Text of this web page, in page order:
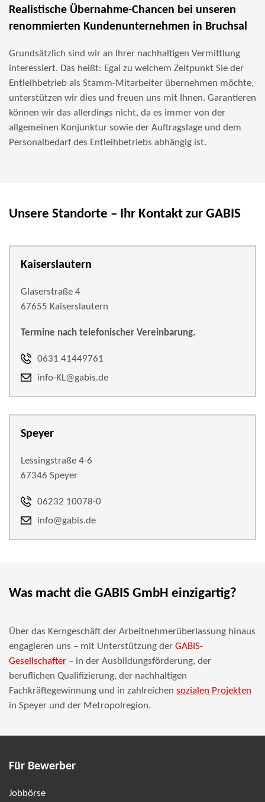
Realistische Übernahme-Chancen bei unseren
renommierten Kundenunternehmen in Bruchsal
Grundsätzlich sind wir an Ihrer nachhaltigen Vermittlung
interessiert. Das heißt: Egal zu welchem Zeitpunkt Sie der
Entleihbetrieb als Stamm-Mitarbeiter übernehmen möchte,
unterstützen wir dies und freuen uns mit Ihnen. Garantieren
können wir das allerdings nicht, da es immer von der
allgemeinen Konjunktur sowie der Auftragslage und dem
Personalbedarf des Entleihbetriebs abhängig ist.
Unsere Standorte – Ihr Kontakt zur GABIS
Kaiserslautern
Glaserstraße 4
67655 Kaiserslautern
Termine nach telefonischer Vereinbarung.
0631 41449761
info-KL@gabis.de
Speyer
Lessingstraße 4-6
67346 Speyer
06232 10078-0
info@gabis.de
Was macht die GABIS GmbH einzigartig?
Über das Kerngeschäft der Arbeitnehmerüberlassung hinaus
engagieren uns – mit Unterstützung der GABIS-
Gesellschafter – in der Ausbildungsförderung, der
beruflichen Qualifizierung, der nachhaltigen
Fachkräftegewinnung und in zahlreichen sozialen Projekten
in Speyer und der Metropolregion.
Für Bewerber
Jobbörse